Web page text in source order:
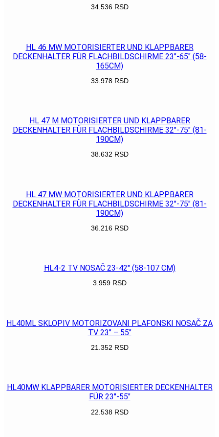
34.536 RSD
HL 46 MW MOTORISIERTER UND KLAPPBARER
DECKENHALTER FÜR FLACHBILDSCHIRME 23″-65″ (58-
165CM)
33.978 RSD
HL 47 M MOTORISIERTER UND KLAPPBARER
DECKENHALTER FÜR FLACHBILDSCHIRME 32″-75″ (81-
190CM)
38.632 RSD
HL 47 MW MOTORISIERTER UND KLAPPBARER
DECKENHALTER FÜR FLACHBILDSCHIRME 32″-75″ (81-
190CM)
36.216 RSD
HL4-2 TV NOSAČ 23-42″ (58-107 CM)
3.959 RSD
HL40ML SKLOPIV MOTORIZOVANI PLAFONSKI NOSAČ ZA
TV 23″ – 55″
21.352 RSD
HL40MW KLAPPBARER MOTORISIERTER DECKENHALTER
FÜR 23″-55″
22.538 RSD